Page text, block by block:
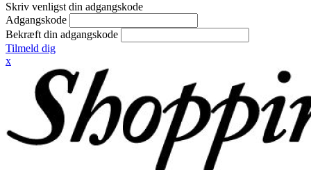
Skriv venligst din adgangskode
Adgangskode
Bekræft din adgangskode
Tilmeld dig
x